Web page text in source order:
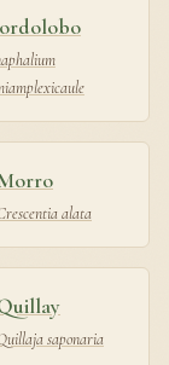
alata
saponaria